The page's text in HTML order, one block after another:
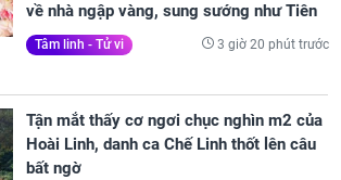
về nhà ngập vàng, sung sướng như Tiên
Tâm linh - Tử vi 3 giờ 20 phút trước
Tận mắt thấy cơ ngơi chục nghìn m2 của
Hoài Linh, danh ca Chế Linh thốt lên câu
bất ngờ